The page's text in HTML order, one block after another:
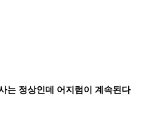
는 정상인데 어지럼이 계속된다